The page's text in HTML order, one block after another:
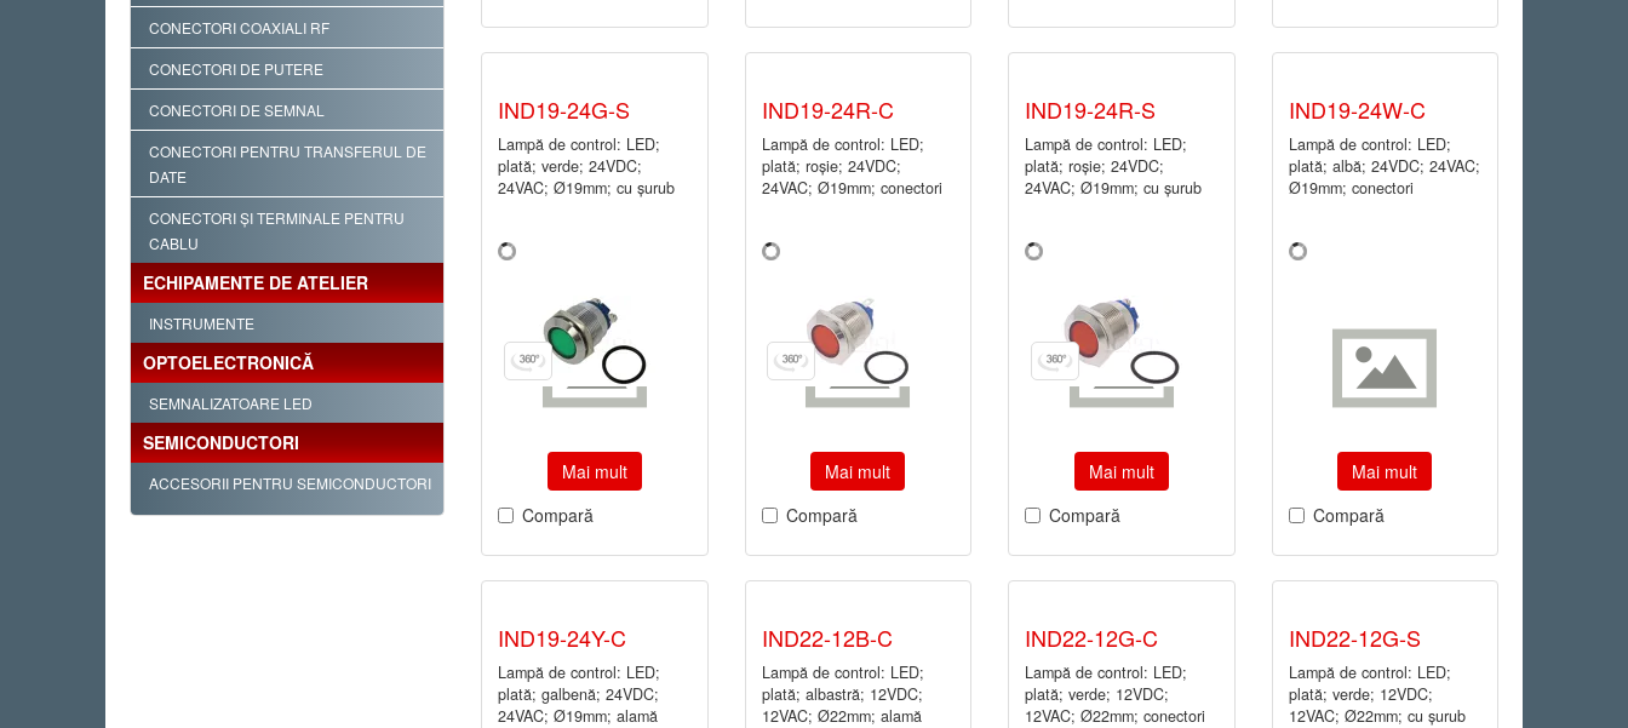
CONECTORI COAXIALI RF
CONECTORI DE PUTERE
CONECTORI DE SEMNAL
CONECTORI PENTRU TRANSFERUL DE
DATE
CONECTORI ŞI TERMINALE PENTRU
CABLU
ECHIPAMENTE DE ATELIER
INSTRUMENTE
OPTOELECTRONICĂ
SEMNALIZATOARE LED
SEMICONDUCTORI
ACCESORII PENTRU SEMICONDUCTORI
IND19-24G-S
Lampă de control: LED;
plată; verde; 24VDC;
24VAC; Ø19mm; cu şurub
Mai mult
Compară
IND19-24R-C
Lampă de control: LED;
plată; roşie; 24VDC;
24VAC; Ø19mm; conectori
Mai mult
Compară
IND19-24R-S
Lampă de control: LED;
plată; roşie; 24VDC;
24VAC; Ø19mm; cu şurub
Mai mult
Compară
IND19-24W-C
Lampă de control: LED;
plată; albă; 24VDC; 24VAC;
Ø19mm; conectori
Mai mult
Compară
IND19-24Y-C
Lampă de control: LED;
plată; galbenă; 24VDC;
24VAC; Ø19mm; alamă
IND22-12B-C
Lampă de control: LED;
plată; albastră; 12VDC;
12VAC; Ø22mm; alamă
IND22-12G-C
Lampă de control: LED;
plată; verde; 12VDC;
12VAC; Ø22mm; conectori
IND22-12G-S
Lampă de control: LED;
plată; verde; 12VDC;
12VAC; Ø22mm; cu şurub